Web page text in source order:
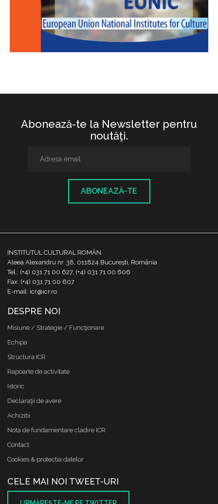
Abonează-te la Newsletter pentru
noutăţi.
ABONEAZĂ-TE
INSTITUTUL CULTURAL ROMÂN
Aleea Alexandru nr. 38, 011824 București, România
Tel.: (+4) 031 71 00 627, (+4) 031 71 00 606
Fax: (+4) 031 71 00 607
E-mail: icr@icr.ro
DESPRE NOI
Misiune / Strategie / Funcţionare
Echipa
Structura ICR
Rapoarte de activitate
Istoric
Declaraţii de avere
Achizitii
Nota de fundamentare cladire ICR
Contact
Cookies & protectia datelor
CELE MAI NOI TWEET-URI